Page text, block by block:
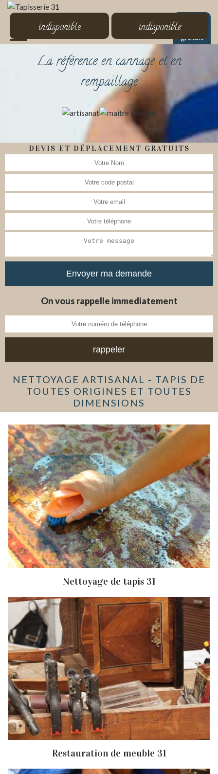
Devis
gratuit
indisponible indisponible
La référence en cannage et en
rempaillage
DEVIS ET DÉPLACEMENT GRATUITS
On vous rappelle immediatement
NETTOYAGE ARTISANAL - TAPIS DE
TOUTES ORIGINES ET TOUTES
DIMENSIONS
Nettoyage de tapis 31
Restauration de meuble 31